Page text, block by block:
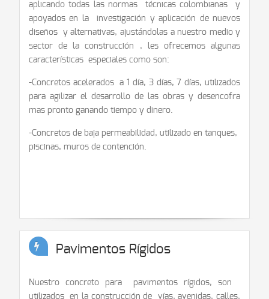
aplicando todas las normas técnicas colombianas y
apoyados en la investigación y aplicación de nuevos
diseños y alternativas, ajustándolas a nuestro medio y
sector de la construcción , les ofrecemos algunas
características especiales como son:
-Concretos acelerados a 1 día, 3 días, 7 días, utilizados
para agilizar el desarrollo de las obras y desencofra
mas pronto ganando tiempo y dinero.
-Concretos de baja permeabilidad, utilizado en tanques,
piscinas, muros de contención.
Pavimentos Rígidos
Nuestro concreto para pavimentos rígidos, son
utilizados en la construcción de vías, avenidas, calles,